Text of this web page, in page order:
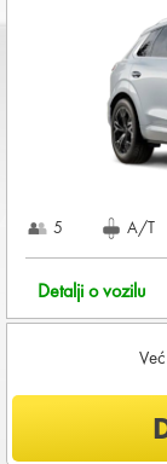
Starost
DEPOZIT
1.440,00
5 A/T
Detalji o vozilu
Šta je uključeno u